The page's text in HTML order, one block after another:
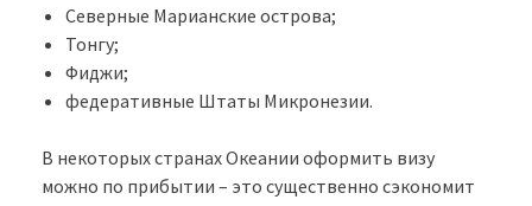
Северные Марианские острова;
Тонгу;
Фиджи;
федеративные Штаты Микронезии.
В некоторых странах Океании оформить визу
можно по прибытии – это существенно сэкономит